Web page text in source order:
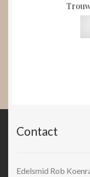
Contact
Edelsmid Rob